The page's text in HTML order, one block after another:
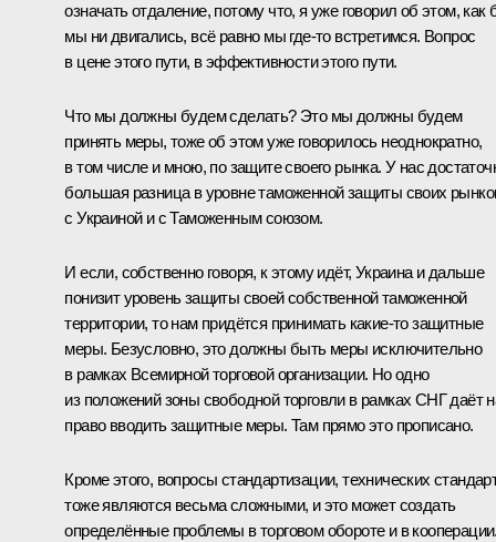
означать отдаление, потому что, я уже говорил об этом, как
мы ни двигались, всё равно мы где‑то встретимся. Вопрос
в цене этого пути, в эффективности этого пути.
Что мы должны будем сделать? Это мы должны будем
принять меры, тоже об этом уже говорилось неоднократно,
в том числе и мною, по защите своего рынка. У нас
большая разница в уровне таможенной защиты своих
с Украиной и с Таможенным союзом.
И если, собственно говоря, к этому идёт, Украина и дальше
понизит уровень защиты своей собственной таможенной
территории, то нам придётся принимать какие‑то защитные
меры. Безусловно, это должны быть меры исключительно
в рамках Всемирной торговой организации. Но одно
из положений зоны свободной торговли в рамках СНГ даёт
право вводить защитные меры. Там прямо это прописано.
Кроме этого, вопросы стандартизации, технических
тоже являются весьма сложными, и это может создать
определённые проблемы в торговом обороте и в